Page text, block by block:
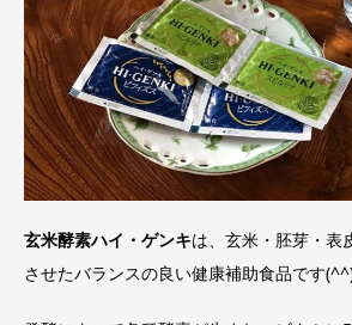
玄米酵素ハイ・ゲンキは、玄米・胚芽・表
させたバランスの良い健康補助食品です